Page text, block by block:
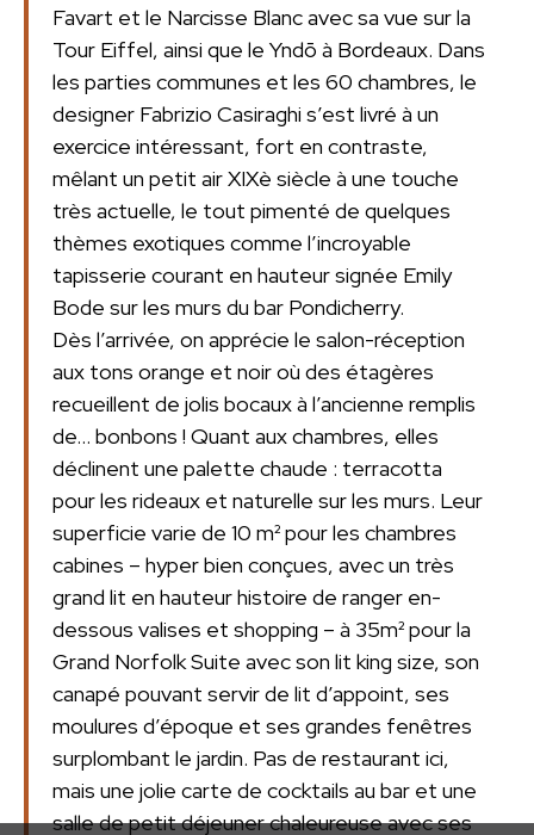
Favart et le Narcisse Blanc avec sa vue sur la
Tour Eiffel, ainsi que le Yndō à Bordeaux. Dans
les parties communes et les 60 chambres, le
designer Fabrizio Casiraghi s’est livré à un
exercice intéressant, fort en contraste,
mêlant un petit air XIXè siècle à une touche
très actuelle, le tout pimenté de quelques
thèmes exotiques comme l’incroyable
tapisserie courant en hauteur signée Emily
Bode sur les murs du bar Pondicherry.
Dès l’arrivée, on apprécie le salon-réception
aux tons orange et noir où des étagères
recueillent de jolis bocaux à l’ancienne remplis
de… bonbons ! Quant aux chambres, elles
déclinent une palette chaude : terracotta
pour les rideaux et naturelle sur les murs. Leur
superficie varie de 10 m² pour les chambres
cabines – hyper bien conçues, avec un très
grand lit en hauteur histoire de ranger en-
dessous valises et shopping – à 35m² pour la
Grand Norfolk Suite avec son lit king size, son
canapé pouvant servir de lit d’appoint, ses
moulures d’époque et ses grandes fenêtres
surplombant le jardin. Pas de restaurant ici,
mais une jolie carte de cocktails au bar et une
salle de petit déjeuner chaleureuse avec ses